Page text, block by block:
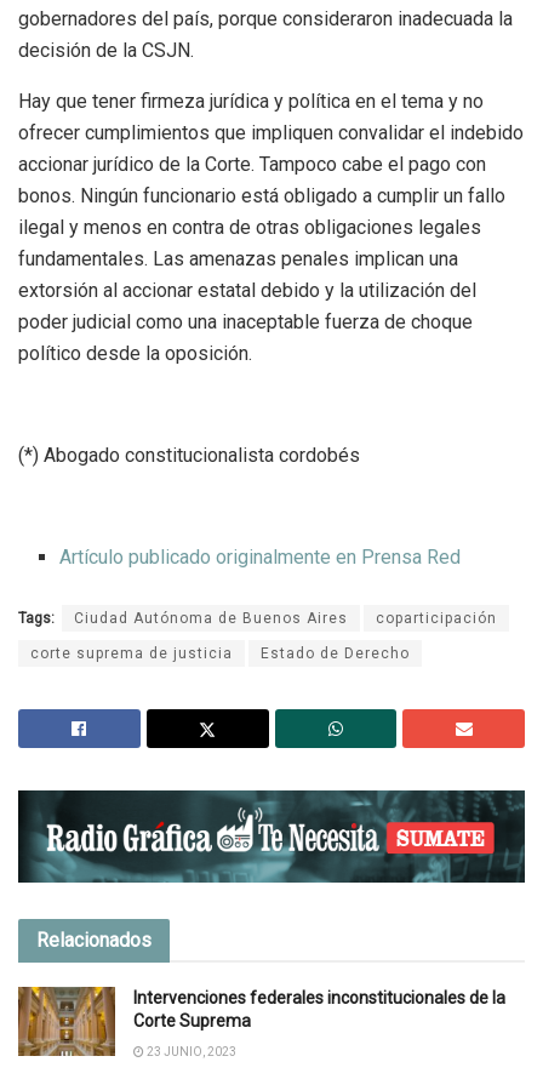
gobernadores del país, porque consideraron inadecuada la
decisión de la CSJN.
Hay que tener firmeza jurídica y política en el tema y no
ofrecer cumplimientos que impliquen convalidar el indebido
accionar jurídico de la Corte. Tampoco cabe el pago con
bonos. Ningún funcionario está obligado a cumplir un fallo
ilegal y menos en contra de otras obligaciones legales
fundamentales. Las amenazas penales implican una
extorsión al accionar estatal debido y la utilización del
poder judicial como una inaceptable fuerza de choque
político desde la oposición.
(*) Abogado constitucionalista cordobés
Artículo publicado originalmente en Prensa Red
Tags: Ciudad Autónoma de Buenos Aires coparticipación
corte suprema de justicia Estado de Derecho
Relacionados
Intervenciones federales inconstitucionales de la
Corte Suprema
23 JUNIO, 2023